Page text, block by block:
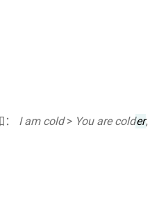
I am cold> You are colder,